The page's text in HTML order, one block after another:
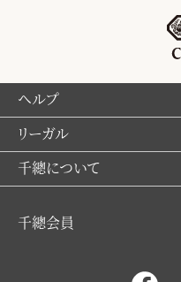
ヘルプ
リーガル
千總について
千總会員